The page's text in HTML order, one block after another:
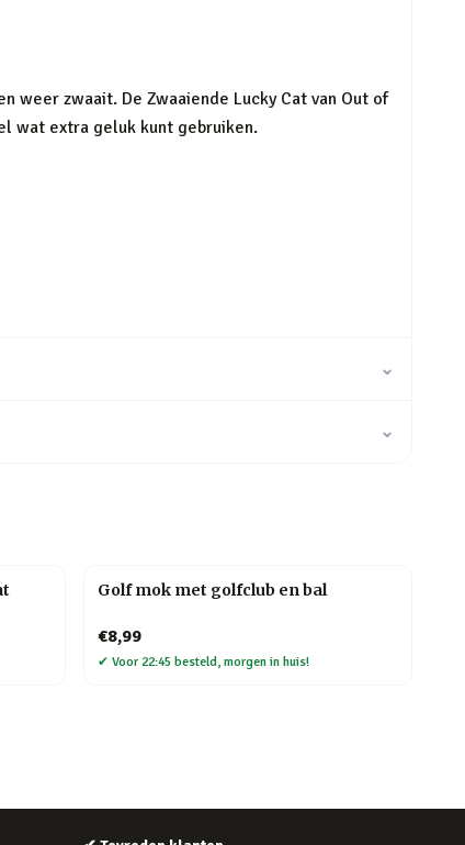
weer zwaait. De Zwaaiende Lucky Cat van Out of
wat extra geluk kunt gebruiken.
⌄
⌄
Golf mok met golfclub en bal
€8,99
✔ Voor 22:45 besteld, morgen in huis!